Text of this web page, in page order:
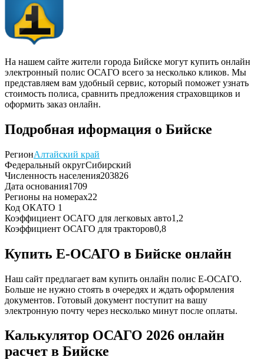
На нашем сайте жители города Бийске могут купить онлайн
электронный полис ОСАГО всего за несколько кликов. Мы
представляем вам удобный сервис, который поможет узнать
стоимость полиса, сравнить предложения страховщиков и
оформить заказ онлайн.
Подробная иформация о Бийске
РегионАлтайский край
Федеральный округСибирский
Численность населения203826
Дата основания1709
Регионы на номерах22
Код ОКАТО 1
Коэффициент ОСАГО для легковых авто1,2
Коэффициент ОСАГО для тракторов0,8
Купить Е-ОСАГО в Бийске онлайн
Наш сайт предлагает вам купить онлайн полис Е-ОСАГО.
Больше не нужно стоять в очередях и ждать оформления
документов. Готовый документ поступит на вашу
электронную почту через несколько минут после оплаты.
Калькулятор ОСАГО 2026 онлайн
расчет в Бийске